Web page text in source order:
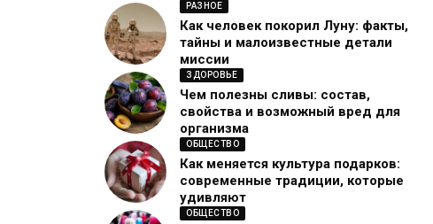
РАЗНОЕ
Как человек покорил Луну: факты,
тайны и малоизвестные детали
миссии
ЗДОРОВЬЕ
Чем полезны сливы: состав,
свойства и возможный вред для
организма
ОБЩЕСТВО
Как меняется культура подарков:
современные традиции, которые
удивляют
ОБЩЕСТВО